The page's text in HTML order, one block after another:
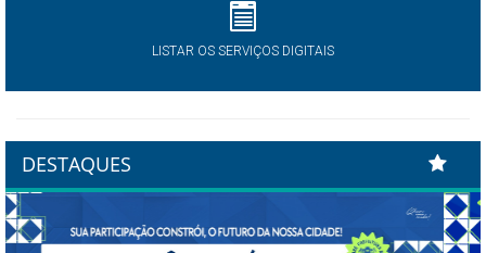
LISTAR OS SERVIÇOS DIGITAIS
DESTAQUES